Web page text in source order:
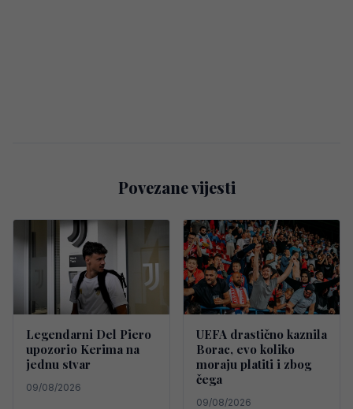
Povezane vijesti
Legendarni Del Piero
upozorio Kerima na
jednu stvar
09/08/2026
UEFA drastično kaznila
Borac, evo koliko
moraju platiti i zbog
čega
09/08/2026